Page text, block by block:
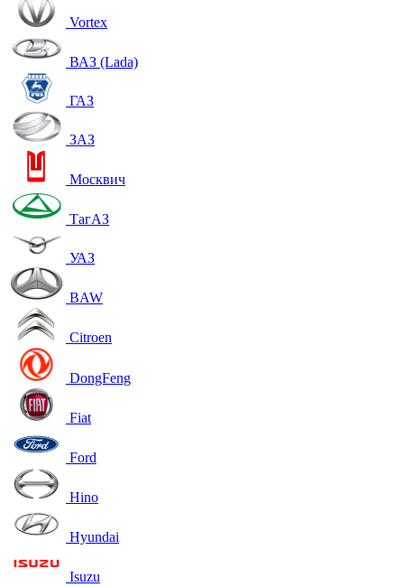
Vortex
ВАЗ (Lada)
ГАЗ
ЗАЗ
Москвич
ТагАЗ
УАЗ
BAW
Citroen
DongFeng
Fiat
Ford
Hino
Hyundai
Isuzu